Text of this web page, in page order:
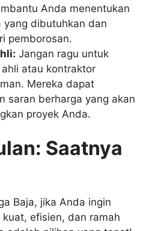
Anda menentukan
yang dibutuhkan dan
pemborosan.
Jangan ragu untuk
atau kontraktor
Mereka dapat
saran berharga yang akan
proyek Anda.
Saatnya
Baja, jika Anda ingin
efisien, dan ramah